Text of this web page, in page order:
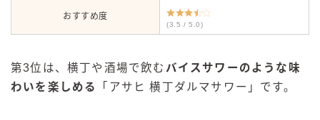
おすすめ度
(3.5 / 5.0)
第3位は、横丁や酒場で飲む バイスサワーのような味
わいを楽しめる
「アサヒ 横丁ダルマサワー」です。